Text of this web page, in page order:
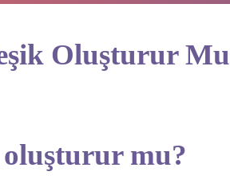
Oluşturur Mu
mu?